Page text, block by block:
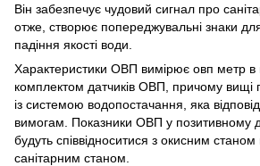
Він забезпечує чудовий сигнал про
отже, створює попереджувальні знаки
падіння якості води.
Характеристики ОВП вимірює овп метр в
комплектом датчиків ОВП, причому вищі
із системою водопостачання, яка
вимогам. Показники ОВП у позитивному
будуть співвідноситися з окисним
санітарним станом.